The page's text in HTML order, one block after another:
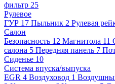
фильтр 25
Рулевое
ГУР 17 Пыльник 2 Рулевая
Салон
Безопасность 12 Магнитола 11
салона 5 Передняя панель 7
Сиденье 10
Система впуска/выпуска
EGR 4 Воздуховод 1